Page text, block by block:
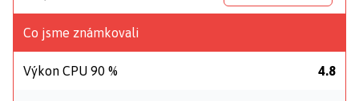
Co jsme známkovali
Výkon CPU 90 % 4.8